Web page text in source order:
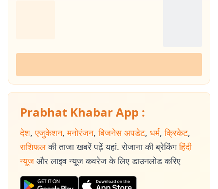
Prabhat Khabar App :
देश, एजुकेशन, मनोरंजन, बिजनेस अपडेट, धर्म, क्रिकेट,
राशिफल की ताजा खबरें पढ़ें यहां. रोजाना की ब्रेकिंग हिंदी
न्यूज और लाइव न्यूज कवरेज के लिए डाउनलोड करिए